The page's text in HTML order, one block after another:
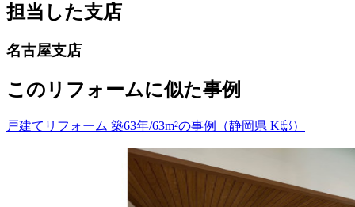
担当した支店
名古屋支店
このリフォームに似た事例
戸建てリフォーム 築63年/63m²の事例（静岡県 K邸）